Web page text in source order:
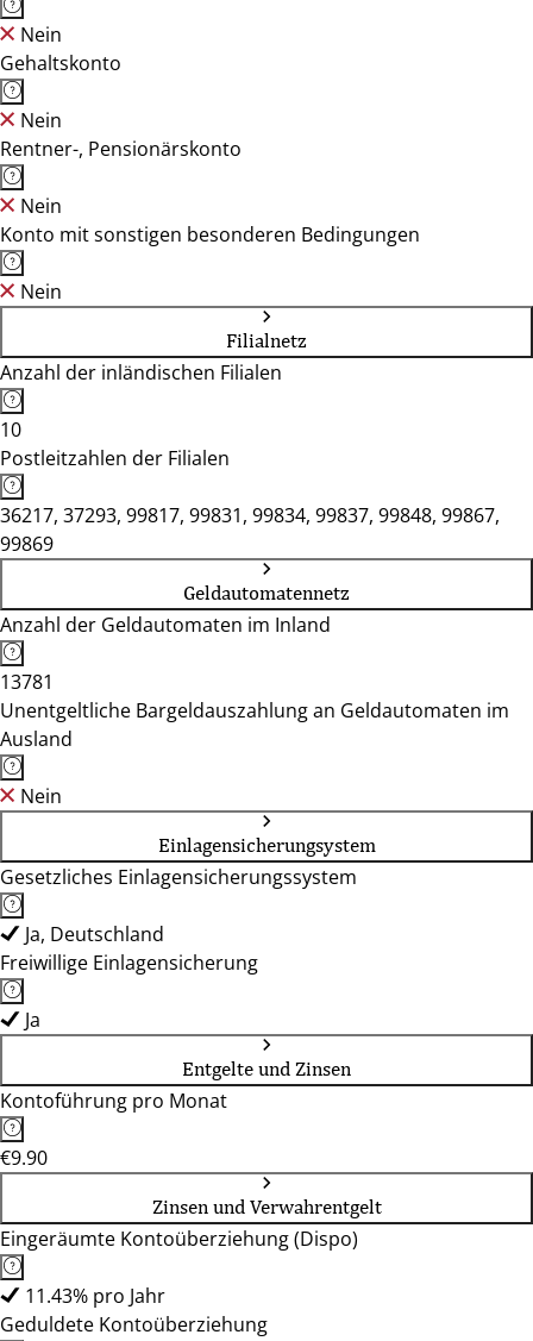
Nein
Gehaltskonto
Nein
Rentner-, Pensionärskonto
Nein
Konto mit sonstigen besonderen Bedingungen
Nein
Filialnetz
Anzahl der inländischen Filialen
10
Postleitzahlen der Filialen
36217, 37293, 99817, 99831, 99834, 99837, 99848, 99867,
99869
Geldautomatennetz
Anzahl der Geldautomaten im Inland
13781
Unentgeltliche Bargeldauszahlung an Geldautomaten im
Ausland
Nein
Einlagensicherungsystem
Gesetzliches Einlagensicherungssystem
Ja, Deutschland
Freiwillige Einlagensicherung
Ja
Entgelte und Zinsen
Kontoführung pro Monat
€9.90
Zinsen und Verwahrentgelt
Eingeräumte Kontoüberziehung (Dispo)
11.43% pro Jahr
Geduldete Kontoüberziehung